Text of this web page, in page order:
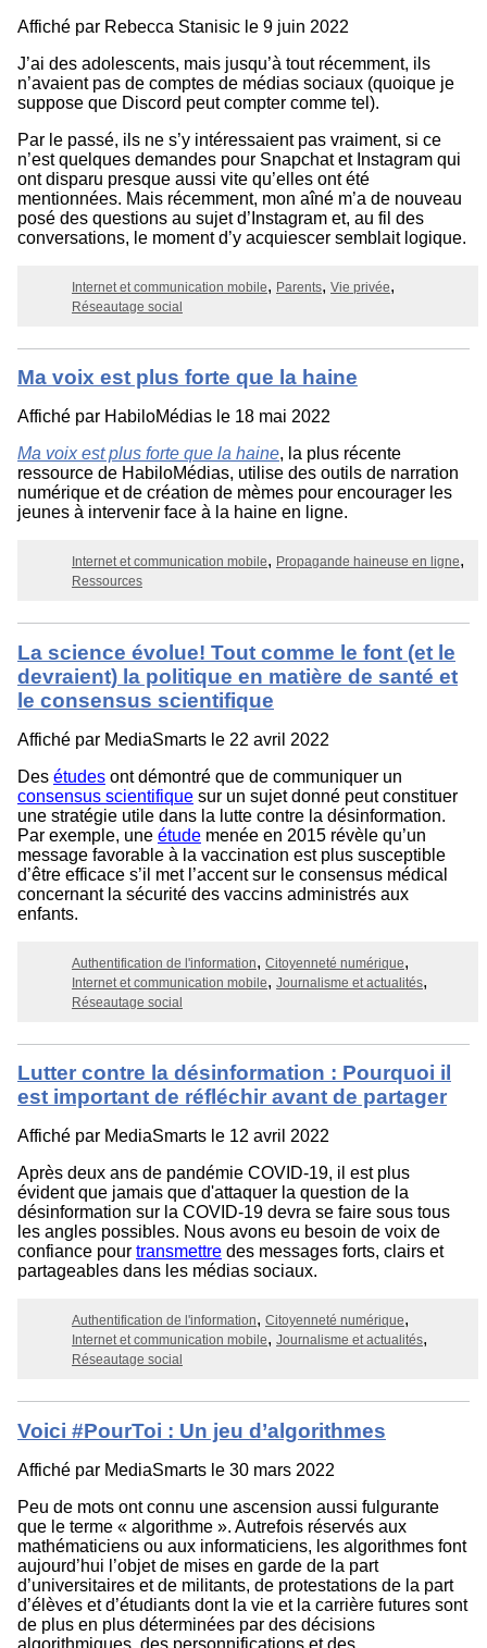
Affiché par Rebecca Stanisic le 9 juin 2022
J’ai des adolescents, mais jusqu’à tout récemment, ils
n’avaient pas de comptes de médias sociaux (quoique je
suppose que Discord peut compter comme tel).
Par le passé, ils ne s’y intéressaient pas vraiment, si ce
n’est quelques demandes pour Snapchat et Instagram qui
ont disparu presque aussi vite qu’elles ont été
mentionnées. Mais récemment, mon aîné m’a de nouveau
posé des questions au sujet d’Instagram et, au fil des
conversations, le moment d’y acquiescer semblait logique.
Internet et communication mobile Parents Vie privée
Réseautage social
Ma voix est plus forte que la haine
Affiché par HabiloMédias le 18 mai 2022
Ma voix est plus forte que la haine, la plus récente
ressource de HabiloMédias, utilise des outils de narration
numérique et de création de mèmes pour encourager les
jeunes à intervenir face à la haine en ligne.
Internet et communication mobile
Propagande haineuse en ligne
Ressources
La science évolue! Tout comme le font (et le
devraient) la politique en matière de santé et
le consensus scientifique
Affiché par MediaSmarts le 22 avril 2022
Des études ont démontré que de communiquer un
consensus scientifique sur un sujet donné peut constituer
une stratégie utile dans la lutte contre la désinformation.
Par exemple, une étude menée en 2015 révèle qu’un
message favorable à la vaccination est plus susceptible
d’être efficace s’il met l’accent sur le consensus médical
concernant la sécurité des vaccins administrés aux
enfants.
Authentification de l'information
Citoyenneté numérique
Internet et communication mobile
Journalisme et actualités
Réseautage social
Lutter contre la désinformation : Pourquoi il
est important de réfléchir avant de partager
Affiché par MediaSmarts le 12 avril 2022
Après deux ans de pandémie COVID-19, il est plus
évident que jamais que d'attaquer la question de la
désinformation sur la COVID-19 devra se faire sous tous
les angles possibles. Nous avons eu besoin de voix de
confiance pour transmettre des messages forts, clairs et
partageables dans les médias sociaux.
Authentification de l'information
Citoyenneté numérique
Internet et communication mobile
Journalisme et actualités
Réseautage social
Voici #PourToi : Un jeu d’algorithmes
Affiché par MediaSmarts le 30 mars 2022
Peu de mots ont connu une ascension aussi fulgurante
que le terme « algorithme ». Autrefois réservés aux
mathématiciens ou aux informaticiens, les algorithmes font
aujourd’hui l’objet de mises en garde de la part
d’universitaires et de militants, de protestations de la part
d’élèves et d’étudiants dont la vie et la carrière futures sont
de plus en plus déterminées par des décisions
algorithmiques, des personnifications et des